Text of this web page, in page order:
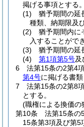
掲げる事項とする。
(1)
猶予期間の延
種類、納期限及
(2)
猶予期間内に
入することがで
(3)
猶予期間の延
(4)
第1項第5号及
6
法第15条の2第4
第4号に掲げる書類
7
法第15条の2第8
とする。
(職権による換価の
第10条
法第15条の
15条第3項及び第5